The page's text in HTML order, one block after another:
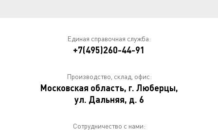
Единая справочная служба:
+7(495)260-44-91
Производство, склад, офис:
Московская область, г. Люберцы,
ул. Дальняя, д. 6
Сотрудничество с нами: